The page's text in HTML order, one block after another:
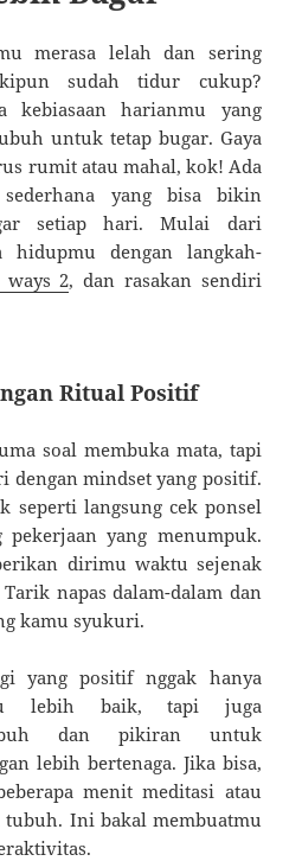
merasa lelah dan sering
sudah tidur cukup?
kebiasaan harianmu yang
untuk tetap bugar. Gaya
rumit atau mahal, kok! Ada
sederhana yang bisa bikin
setiap hari. Mulai dari
hidupmu dengan langkah-
ways 2, dan rasakan sendiri
Ritual Positif
soal membuka mata, tapi
dengan mindset yang positif.
seperti langsung cek ponsel
yang menumpuk.
dirimu waktu sejenak
napas dalam-dalam dan
kamu syukuri.
yang positif nggak hanya
lebih baik, tapi juga
dan pikiran untuk
lebih bertenaga. Jika bisa,
menit meditasi atau
tubuh. Ini bakal membuatmu